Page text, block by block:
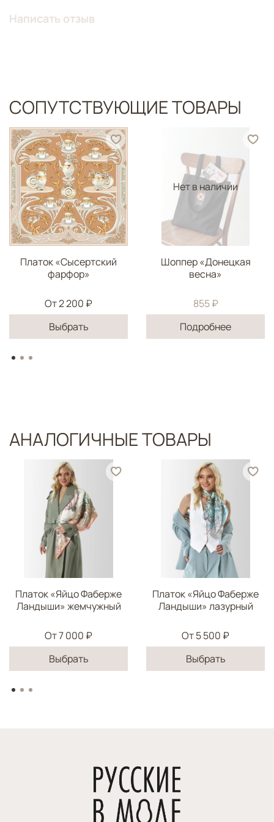
Написать отзыв
СОПУТСТВУЮЩИЕ ТОВАРЫ
Платок «Сысертский
фарфор»
От2 200 ₽
Выбрать
Нет в наличии
Шоппер «Донецкая
весна»
855 ₽
Подробнее
АНАЛОГИЧНЫЕ ТОВАРЫ
Платок «Яйцо Фаберже
Ландыши» жемчужный
От7 000 ₽
Выбрать
Платок «Яйцо Фаберже
Ландыши» лазурный
От5 500 ₽
Выбрать